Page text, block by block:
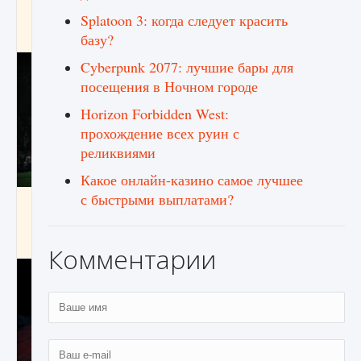
9 августа 2024
Как исправить ошибку EA FC 25 beta,
Splatoon 3: когда следует красить
базу?
Cyberpunk 2077: лучшие бары для
посещения в Ночном городе
Horizon Forbidden West:
прохождение всех руин с
реликвиями
Какое онлайн-казино самое лучшее
с быстрыми выплатами?
Комментарии